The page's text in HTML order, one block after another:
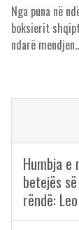
Nga puna në
boksierit
ndarë
Humbja e
betejës
rëndë: